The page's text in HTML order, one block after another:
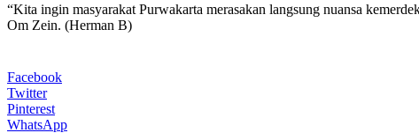
“Kita ingin masyarakat Purwakarta merasakan langsung nuansa
Om Zein. (Herman B)
Facebook
Twitter
Pinterest
WhatsApp